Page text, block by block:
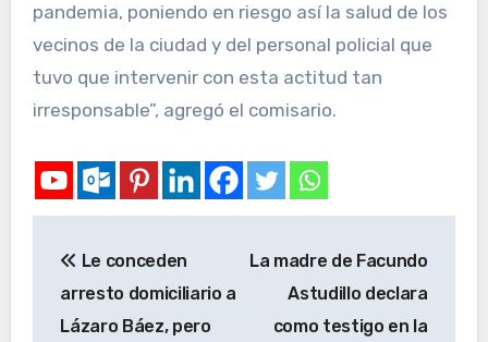
pandemia, poniendo en riesgo así la salud de los
vecinos de la ciudad y del personal policial que
tuvo que intervenir con esta actitud tan
irresponsable”, agregó el comisario.
Le conceden
arresto domiciliario a
Lázaro Báez, pero
La madre de Facundo
Astudillo declara
como testigo en la